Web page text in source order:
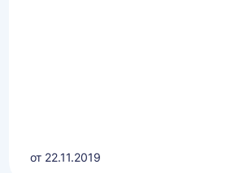
от 22.11.2019